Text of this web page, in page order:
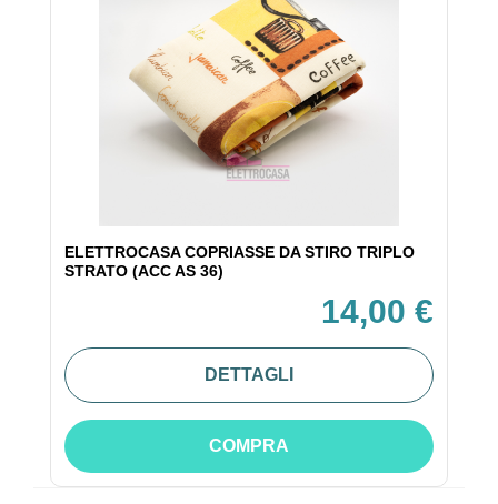
ELETTROCASA COPRIASSE DA STIRO TRIPLO
STRATO (ACC AS 36)
14,00 €
DETTAGLI
COMPRA